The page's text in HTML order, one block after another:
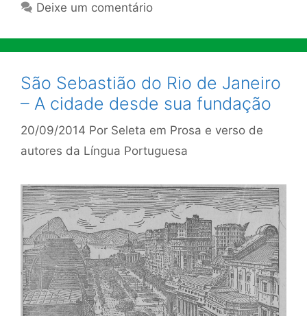
Deixe um comentário
São Sebastião do Rio de Janeiro
– A cidade desde sua fundação
20/09/2014 Por Seleta em Prosa e verso de
autores da Língua Portuguesa